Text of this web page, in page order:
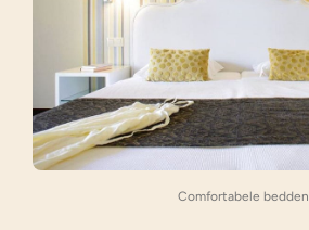
Comfortabele bedden